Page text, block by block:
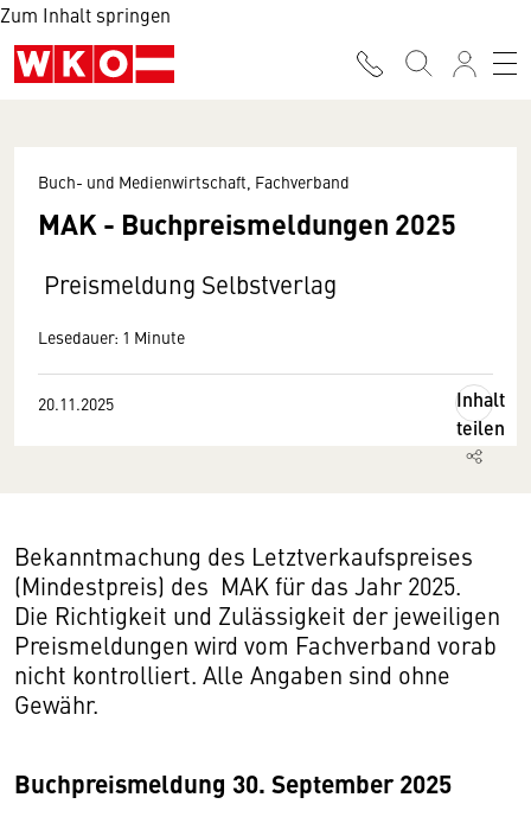
Zum Inhalt springen
Buch- und Medienwirtschaft, Fachverband
MAK - Buchpreismeldungen 2025
Preismeldung Selbstverlag
Lesedauer: 1 Minute
20.11.2025
Inhalt
teilen
Bekanntmachung des Letztverkaufspreises
(Mindestpreis) des MAK für das Jahr 2025.
Die Richtigkeit und Zulässigkeit der jeweiligen
Preismeldungen wird vom Fachverband vorab
nicht kontrolliert. Alle Angaben sind ohne
Gewähr.
Buchpreismeldung 30. September 2025